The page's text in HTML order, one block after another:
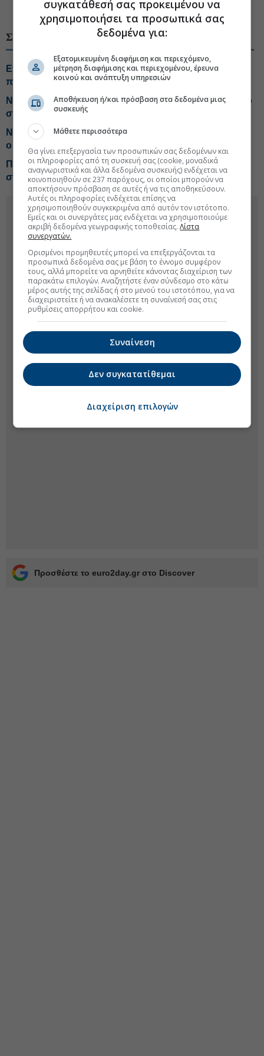
#Σύγκρουση Παλαιστινίων - Ισραηλινών
ΣΧΕΤΙΚΑ ΘΕΜΑΤΑ
Επιχειρήσεις του ισραηλινού στρατού σε
παλαιστινιακό προσφυγικό καταυλισμό
Νετανιάχου: Το Ισραήλ δεν αποδέχθηκε το αμερικανικό
σχέδιο για τη Γάζα
Νέες ισραηλινές επιθέσεις στη Γάζα, στους 15 νεκρούς
ο απολογισμός
Ποιο είναι το σχέδιο Τραμπ για τη νέα διακυβέρνηση
στη Γάζα
Προσθέστε το euro2day.gr στο Discover
συγκατάθεσή σας προκειμένου να
χρησιμοποιήσει τα προσωπικά σας
δεδομένα για:
Εξατομικευμένη διαφήμιση και περιεχόμενο,
μέτρηση διαφήμισης και περιεχομένου, έρευνα
κοινού και ανάπτυξη υπηρεσιών
Αποθήκευση ή/και πρόσβαση στα δεδομένα μιας
συσκευής
Μάθετε περισσότερα
Θα γίνει επεξεργασία των προσωπικών σας δεδομένων και
οι πληροφορίες από τη συσκευή σας (cookie, μοναδικά
αναγνωριστικά και άλλα δεδομένα συσκευής) ενδέχεται να
κοινοποιηθούν σε 237 παρόχους, οι οποίοι μπορούν να
αποκτήσουν πρόσβαση σε αυτές ή να τις αποθηκεύσουν.
Αυτές οι πληροφορίες ενδέχεται επίσης να
χρησιμοποιηθούν συγκεκριμένα από αυτόν τον ιστότοπο.
Εμείς και οι συνεργάτες μας ενδέχεται να χρησιμοποιούμε
ακριβή δεδομένα γεωγραφικής τοποθεσίας.Λίστα
συνεργατών.
Ορισμένοι προμηθευτές μπορεί να επεξεργάζονται τα
προσωπικά δεδομένα σας με βάση το έννομο συμφέρον
τους, αλλά μπορείτε να αρνηθείτε κάνοντας διαχείριση των
παρακάτω επιλογών. Αναζητήστε έναν σύνδεσμο στο κάτω
μέρος αυτής της σελίδας ή στο μενού του ιστοτόπου, για να
διαχειριστείτε ή να ανακαλέσετε τη συναίνεσή σας στις
ρυθμίσεις απορρήτου και cookie.
Συναίνεση
Δεν συγκατατίθεμαι
Διαχείριση επιλογών